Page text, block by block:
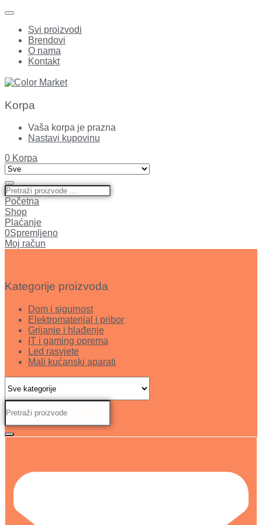
Svi proizvodi
Brendovi
O nama
Kontakt
Korpa
Vaša korpa je prazna
Nastavi kupovinu
0 Korpa
Početna
Shop
Plaćanje
0Spremljeno
Moj račun
Kategorije proizvoda
Dom i sigurnost
Elektromaterijal i pribor
Grijanje i hlađenje
IT i gaming oprema
Led rasvjete
Mali kućanski aparati